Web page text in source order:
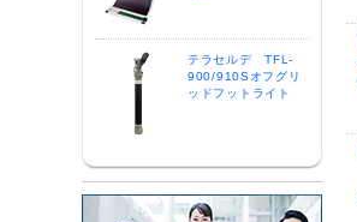
テラセルデ TFL-
900/910Sオフグリ
ッドフットライト